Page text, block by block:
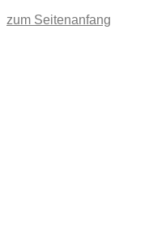
zum Seitenanfang